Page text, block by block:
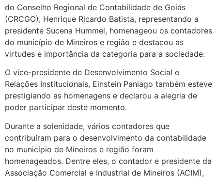
do Conselho Regional de Contabilidade de Goiás
(CRCGO), Henrique Ricardo Batista, representando a
presidente Sucena Hummel, homenageou os contadores
do município de Mineiros e região e destacou as
virtudes e importância da categoria para a sociedade.
O vice-presidente de Desenvolvimento Social e
Relações Institucionais, Einstein Paniago também esteve
prestigiando as homenagens e declarou a alegria de
poder participar deste momento.
Durante a solenidade, vários contadores que
contribuíram para o desenvolvimento da contabilidade
no município de Mineiros e região foram
homenageados. Dentre eles, o contador e presidente da
Associação Comercial e Industrial de Mineiros (ACIM),